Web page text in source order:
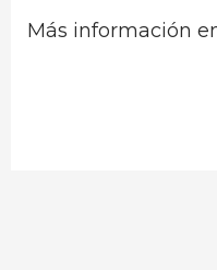
Más información